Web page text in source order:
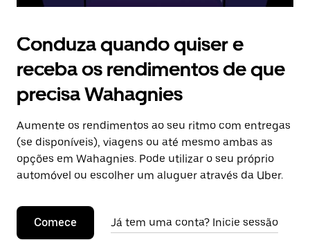
Conduza quando quiser e
receba os rendimentos de que
precisa Wahagnies
Aumente os rendimentos ao seu ritmo com entregas
(se disponíveis), viagens ou até mesmo ambas as
opções em Wahagnies. Pode utilizar o seu próprio
automóvel ou escolher um aluguer através da Uber.
Comece Já tem uma conta? Inicie sessão